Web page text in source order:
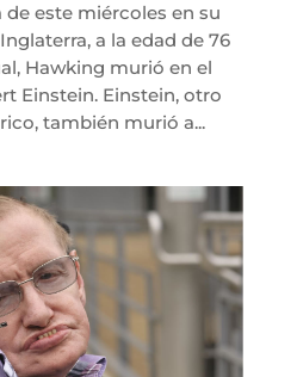
este miércoles en su
a la edad de 76
Hawking murió en el
Einstein. Einstein, otro
también murió a...